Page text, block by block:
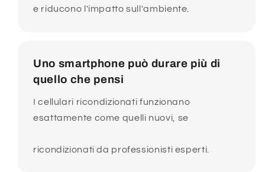
e riducono l'impatto sull'ambiente.
Uno smartphone può durare più di
quello che pensi
I cellulari ricondizionati funzionano
esattamente come quelli nuovi, se
ricondizionati da professionisti esperti.